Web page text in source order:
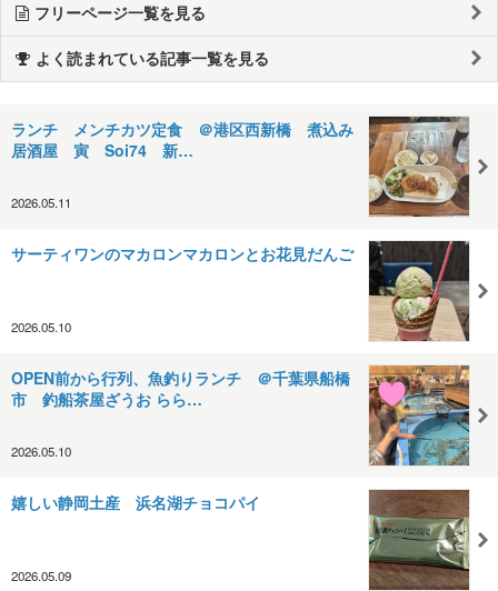
フリーページ一覧を見る
よく読まれている記事一覧を見る
ランチ メンチカツ定食 ＠港区西新橋 煮込み
居酒屋 寅 Soi74 新…
2026.05.11
サーティワンのマカロンマカロンとお花見だんご
2026.05.10
OPEN前から行列、魚釣りランチ ＠千葉県船橋
市 釣船茶屋ざうお らら…
2026.05.10
嬉しい静岡土産 浜名湖チョコパイ
2026.05.09